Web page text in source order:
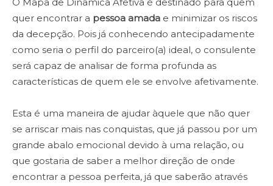
quer encontrar a pessoa amada e minimizar os riscos
da decepção. Pois já conhecendo antecipadamente
como seria o perfil do parceiro(a) ideal, o consulente
será capaz de analisar de forma profunda as
características de quem ele se envolve afetivamente.
Esta é uma maneira de ajudar àquele que não quer
se arriscar mais nas conquistas, que já passou por um
grande abalo emocional devido à uma relação, ou
que gostaria de saber a melhor direção de onde
encontrar a pessoa perfeita, já que saberão através